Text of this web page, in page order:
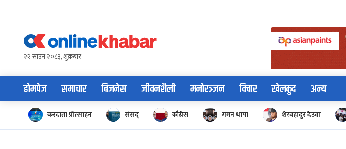
content२२ साउन २०८३, शुक्रबार
होमपेज समाचार बिजनेस जीवनशैली मनोरञ्जन विचार खेलकुद अन्य
करदाता प्रोत्साहन संसद् काँग्रेस गगन थापा शेरबहादुर देउवा